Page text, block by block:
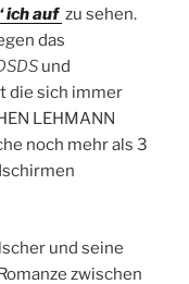
ich auf zu sehen.
das
und
die sich immer
LEHMANN
noch mehr als 3
und seine
zwischen